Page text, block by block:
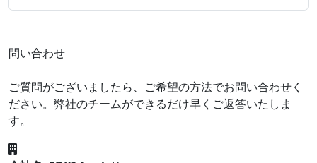
問い合わせ
ご質問がございましたら、ご希望の方法でお問い合わせく
ださい。弊社のチームができるだけ早くご返答いたしま
す。